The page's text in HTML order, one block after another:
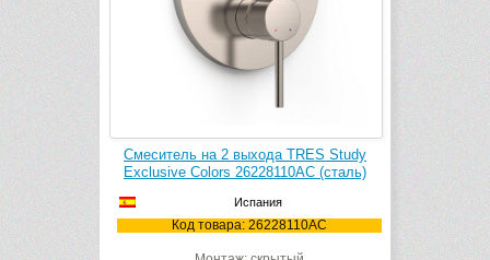
Смеситель на 2 выхода TRES Study
Exclusive Colors 26228110AC (сталь)
Испания
Код товара: 26228110AC